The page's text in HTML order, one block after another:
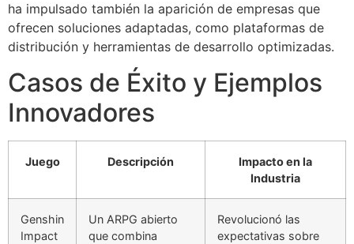
ha impulsado también la aparición de empresas que
ofrecen soluciones adaptadas, como plataformas de
distribución y herramientas de desarrollo optimizadas.
Casos de Éxito y Ejemplos
Innovadores
Juego Descripción
Impacto en la
Industria
Genshin
Impact
Un ARPG abierto
que combina
Revolucionó las
expectativas sobre